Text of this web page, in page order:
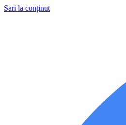
Sari la conținut